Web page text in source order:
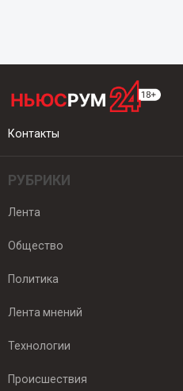
Контакты
РУБРИКИ
Лента
Общество
Политика
Лента мнений
Технологии
Происшествия